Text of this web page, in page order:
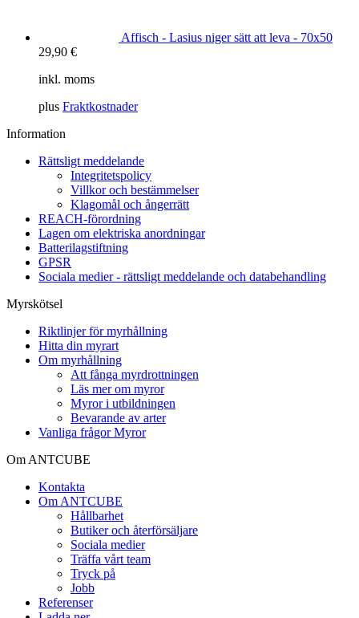
Affisch - Lasius niger sätt att leva - 70x50
29,90 €
inkl. moms
plus Fraktkostnader
Information
Rättsligt meddelande
Integritetspolicy
Villkor och bestämmelser
Klagomål och ångerrätt
REACH-förordning
Lagen om elektriska anordningar
Batterilagstiftning
GPSR
Sociala medier - rättsligt meddelande och databehandling
Myrskötsel
Riktlinjer för myrhållning
Hitta din myrart
Om myrhållning
Att fånga myrdrottningen
Läs mer om myror
Myror i utbildningen
Bevarande av arter
Vanliga frågor Myror
Om ANTCUBE
Kontakta
Om ANTCUBE
Hållbarhet
Butiker och återförsäljare
Sociala medier
Träffa vårt team
Tryck på
Jobb
Referenser